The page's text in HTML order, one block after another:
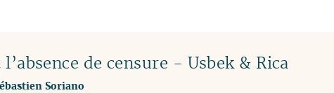
de censure - Usbek & Rica
Soriano